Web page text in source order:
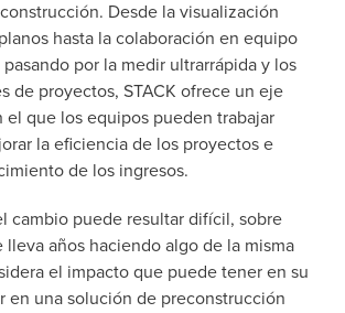
Desde la visualización
hasta la colaboración en equipo
por la medir ultrarrápida y los
de proyectos, STACK ofrece un eje
el que los equipos pueden trabajar
la eficiencia de los proyectos e
de los ingresos.
cambio puede resultar difícil, sobre
lleva años haciendo algo de la misma
el impacto que puede tener en su
en una solución de preconstrucción